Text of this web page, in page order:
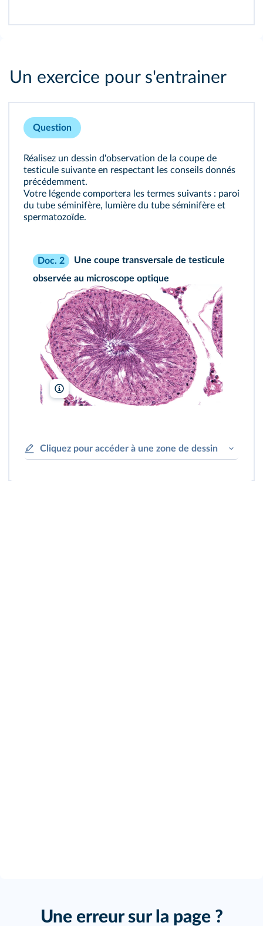
Un exercice pour s'entrainer
Question
Réalisez un dessin d'observation de la coupe de
testicule suivante en respectant les conseils donnés
précédemment.
Votre légende comportera les termes suivants : paroi
du tube séminifère, lumière du tube séminifère et
spermatozoïde.
Doc. 2
Une coupe transversale de testicule
observée au microscope optique
Scientifica/BSIP
Cliquez pour accéder à une zone de dessin
Une erreur sur la page ?